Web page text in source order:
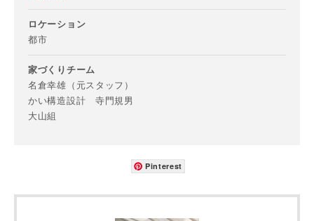
ロケーション
都市
家づくりチーム
名倉幸雄（元スタッフ）
かい構造設計 寺門規男
大山組
Pinterest